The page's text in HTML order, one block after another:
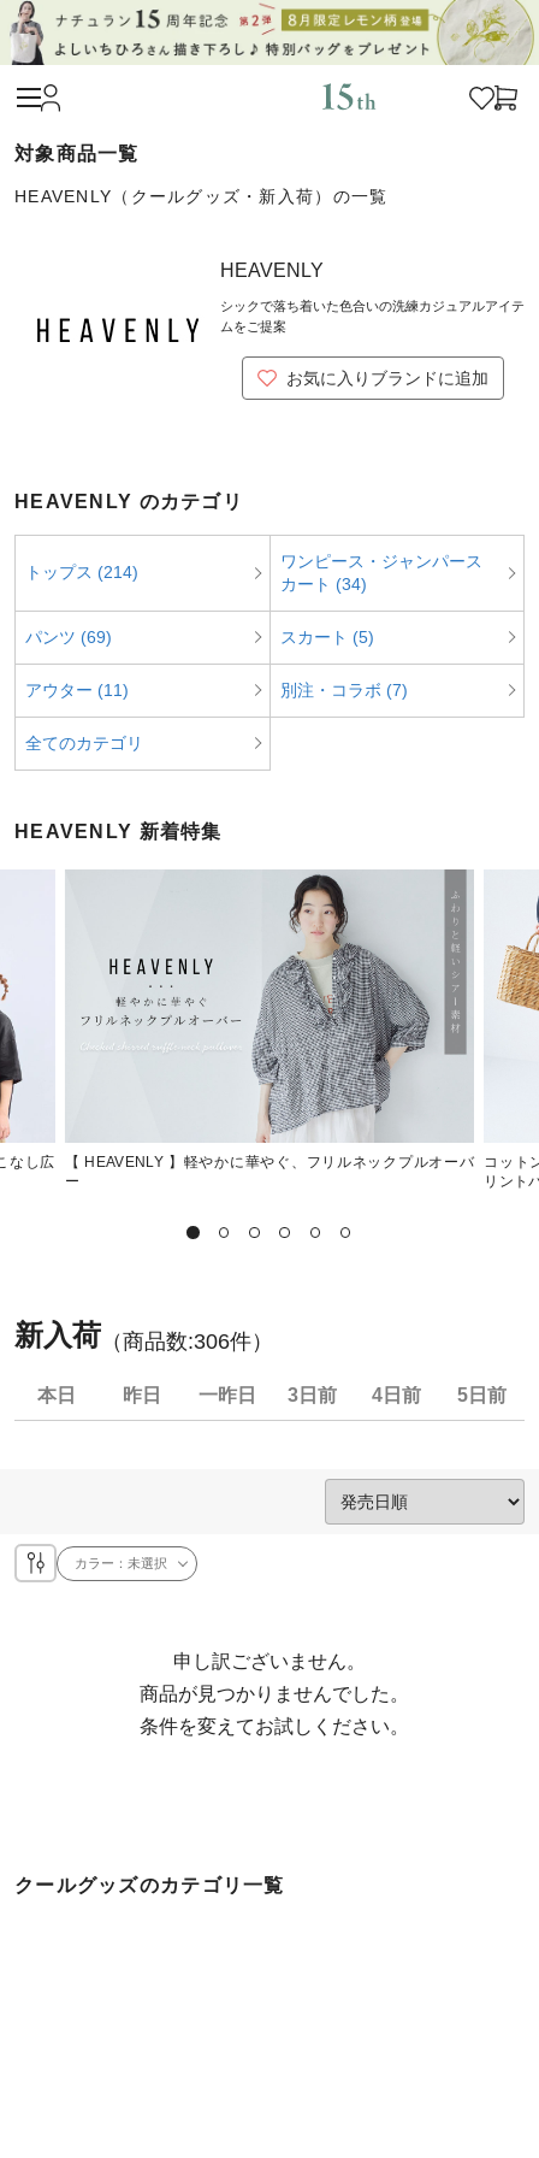
HEAVENLY（クールグッズ・新入荷）の一覧
HEAVENLY
シックで落ち着いた色合いの洗練カジュアルアイテ
ムをご提案
お気に入りブランドに追加
HEAVENLY のカテゴリ
トップス (214)
ワンピース・ジャンパース
カート (34)
パンツ (69) スカート (5)
アウター (11) 別注・コラボ (7)
全てのカテゴリ
HEAVENLY 新着特集
なし広
【 HEAVENLY 】軽やかに華やぐ、フリルネックプルオーバ
ー
コット
リント
新入荷 （商品数:306件）
本日 昨日 一昨日 3日前 4日前 5日前
カラー：未選択
申し訳ございません。
  条件を変えてお試しください。
クールグッズのカテゴリ一覧